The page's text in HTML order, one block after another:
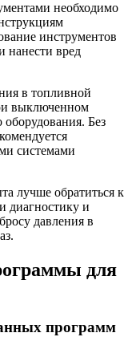
необходимо
инструментов
нанести вред
в топливной
выключенном
Без
системами
лучше обратиться к
диагностику и
давления в
для
программ